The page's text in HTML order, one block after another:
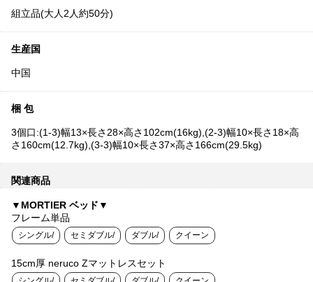
組立品(大人2人約50分)
生産国
中国
梱 包
3個口:(1-3)幅13×長さ28×高さ102cm(16kg),(2-3)幅10×長さ18×高
さ160cm(12.7kg),(3-3)幅10×長さ37×高さ166cm(29.5kg)
関連商品
▼MORTIER ベッド▼
フレーム単品
シングル/ セミダブル/ ダブル/ クイーン
15cm厚 neruco Zマットレスセット